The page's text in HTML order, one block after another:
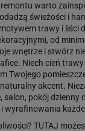
warto
świeżości i
trawy i liści
od
wnętrze i stwórz
Niech cień
Twojego
akcent.
salon, pokój dzienny
i wyrafinowania
TUTAJ